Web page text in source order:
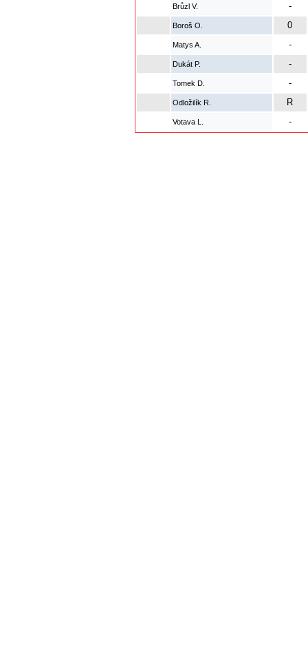
Brůzl V. -
Boroš O. 0
Matys A. -
Dukát P. -
Tomek D. -
Odložilík R. R
Votava L. -